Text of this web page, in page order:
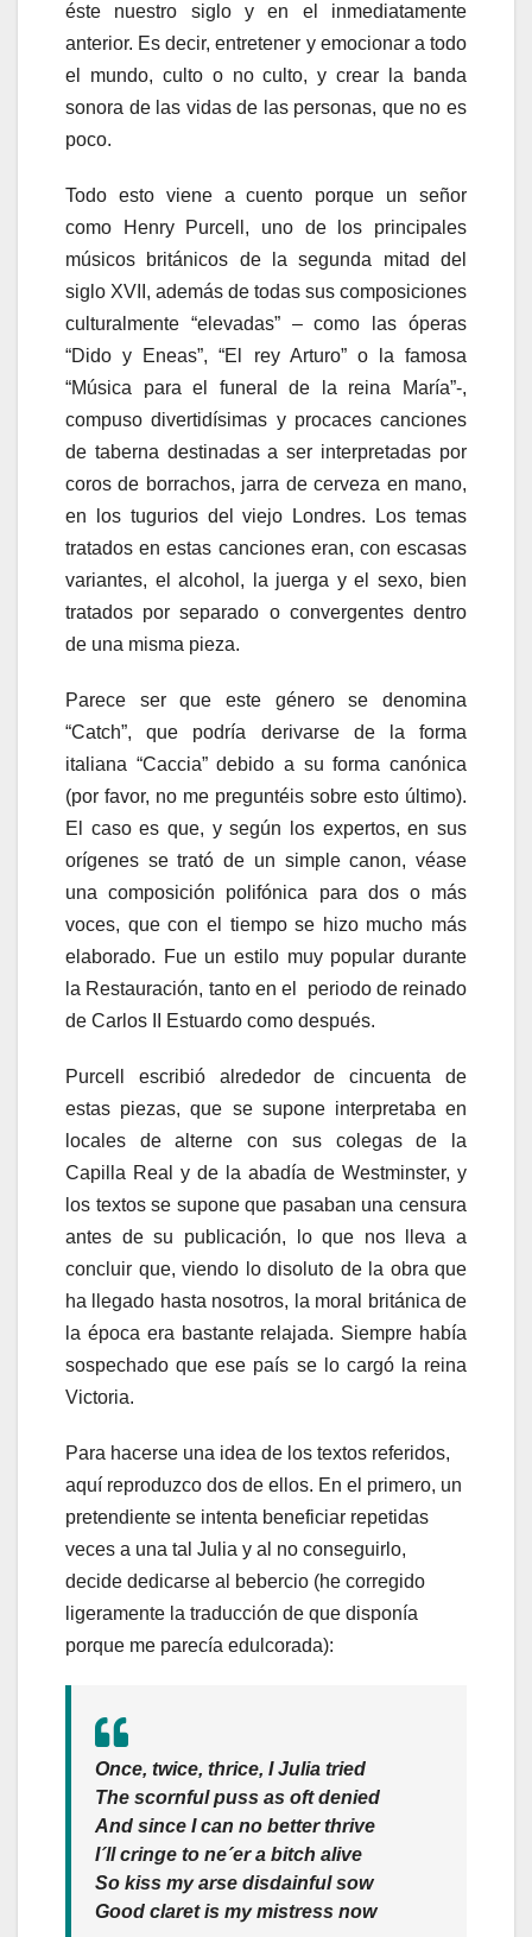
éste nuestro siglo y en el inmediatamente
anterior. Es decir, entretener y emocionar a todo
el mundo, culto o no culto, y crear la banda
sonora de las vidas de las personas, que no es
poco.
Todo esto viene a cuento porque un señor
como Henry Purcell, uno de los principales
músicos británicos de la segunda mitad del
siglo XVII, además de todas sus composiciones
culturalmente “elevadas” – como las óperas
“Dido y Eneas”, “El rey Arturo” o la famosa
“Música para el funeral de la reina María”-,
compuso divertidísimas y procaces canciones
de taberna destinadas a ser interpretadas por
coros de borrachos, jarra de cerveza en mano,
en los tugurios del viejo Londres. Los temas
tratados en estas canciones eran, con escasas
variantes, el alcohol, la juerga y el sexo, bien
tratados por separado o convergentes dentro
de una misma pieza.
Parece ser que este género se denomina
“Catch”, que podría derivarse de la forma
italiana “Caccia” debido a su forma canónica
(por favor, no me preguntéis sobre esto último).
El caso es que, y según los expertos, en sus
orígenes se trató de un simple canon, véase
una composición polifónica para dos o más
voces, que con el tiempo se hizo mucho más
elaborado. Fue un estilo muy popular durante
la Restauración, tanto en el periodo de reinado
de Carlos II Estuardo como después.
Purcell escribió alrededor de cincuenta de
estas piezas, que se supone interpretaba en
locales de alterne con sus colegas de la
Capilla Real y de la abadía de Westminster, y
los textos se supone que pasaban una censura
antes de su publicación, lo que nos lleva a
concluir que, viendo lo disoluto de la obra que
ha llegado hasta nosotros, la moral británica de
la época era bastante relajada. Siempre había
sospechado que ese país se lo cargó la reina
Victoria.
Para hacerse una idea de los textos referidos,
aquí reproduzco dos de ellos. En el primero, un
pretendiente se intenta beneficiar repetidas
veces a una tal Julia y al no conseguirlo,
decide dedicarse al bebercio (he corregido
ligeramente la traducción de que disponía
porque me parecía edulcorada):
Once, twice, thrice, I Julia tried
The scornful puss as oft denied
And since I can no better thrive
I´ll cringe to ne´er a bitch alive
So kiss my arse disdainful sow
Good claret is my mistress now